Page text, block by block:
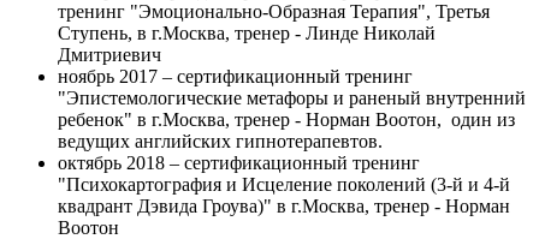
тренинг "Эмоционально-Образная Терапия", Третья
Ступень, в г.Москва, тренер - Линде Николай
Дмитриевич
ноябрь 2017 – сертификационный тренинг
"Эпистемологические метафоры и раненый внутренний
ребенок" в г.Москва, тренер - Норман Воотон, один из
ведущих английских гипнотерапевтов.
октябрь 2018 – сертификационный тренинг
"Психокартография и Исцеление поколений (3-й и 4-й
квадрант Дэвида Гроува)" в г.Москва, тренер - Норман
Воотон